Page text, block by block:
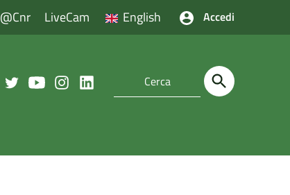
@cnr LiveCam English Accedi